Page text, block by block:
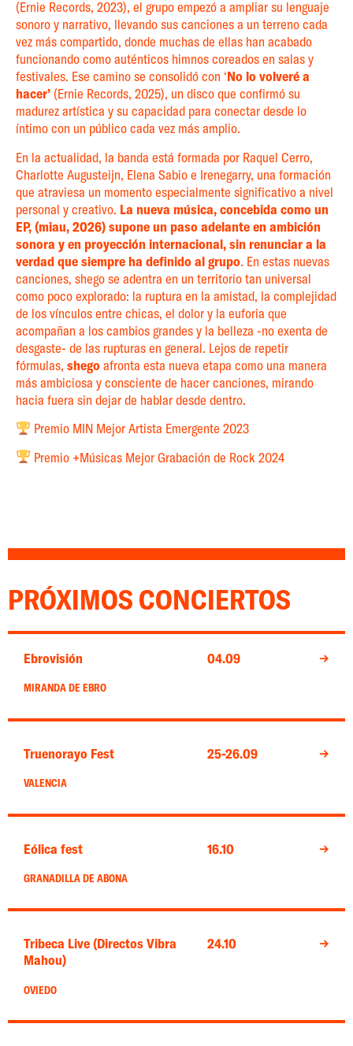
(Ernie Records, 2023), el grupo empezó a ampliar su lenguaje
sonoro y narrativo, llevando sus canciones a un terreno cada
vez más compartido, donde muchas de ellas han acabado
funcionando como auténticos himnos coreados en salas y
festivales. Ese camino se consolidó con ‘No lo volveré a
hacer’ (Ernie Records, 2025), un disco que confirmó su
madurez artística y su capacidad para conectar desde lo
íntimo con un público cada vez más amplio.
En la actualidad, la banda está formada por Raquel Cerro,
Charlotte Augusteijn, Elena Sabio e Irenegarry, una formación
que atraviesa un momento especialmente significativo a nivel
personal y creativo. La nueva música, concebida como un
EP, (miau, 2026) supone un paso adelante en ambición
sonora y en proyección internacional, sin renunciar a la
verdad que siempre ha definido al grupo. En estas nuevas
canciones, shego se adentra en un territorio tan universal
como poco explorado: la ruptura en la amistad, la complejidad
de los vínculos entre chicas, el dolor y la euforia que
acompañan a los cambios grandes y la belleza -no exenta de
desgaste- de las rupturas en general. Lejos de repetir
fórmulas, shegoafronta esta nueva etapa como una manera
más ambiciosa y consciente de hacer canciones, mirando
hacia fuera sin dejar de hablar desde dentro.
Premio MIN Mejor Artista Emergente 2023
Premio +Músicas Mejor Grabación de Rock 2024
PRÓXIMOS CONCIERTOS
Ebrovisión
MIRANDA DE EBRO
04.09 →
Truenorayo Fest
VALENCIA
25-26.09 →
Eólica fest
GRANADILLA DE ABONA
16.10 →
Tribeca Live (Directos Vibra
Mahou)
OVIEDO
24.10 →